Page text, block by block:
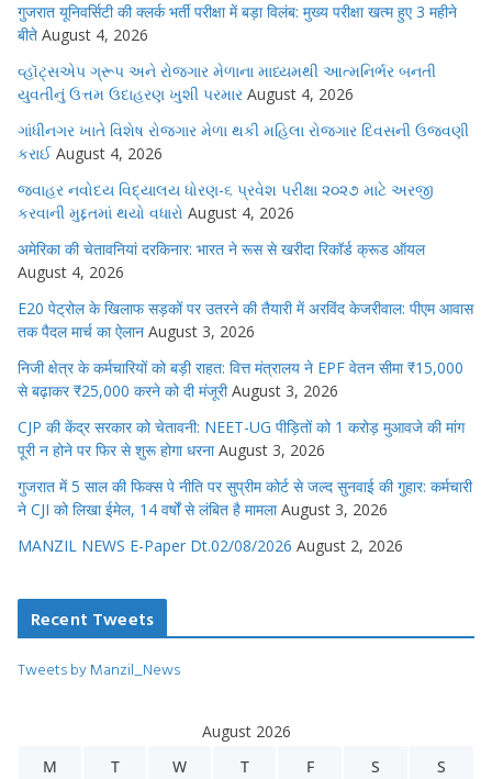
गुजरात यूनिवर्सिटी की क्लर्क भर्ती परीक्षा में बड़ा विलंब: मुख्य परीक्षा खत्म हुए 3 महीने
बीते August 4, 2026
વ્હૉટ્સએપ ગ્રૂપ અને રોજગાર મેળાના માધ્યમથી આત્મનિર્ભર બનતી
યુવતીનું ઉત્તમ ઉદાહરણ ખુશી પરમાર August 4, 2026
ગાંધીનગર ખાતે વિશેષ રોજગાર મેળા થકી મહિલા રોજગાર દિવસની ઉજવણી
કરાઈ August 4, 2026
જવાહર નવોદય વિદ્યાલય ધોરણ-૬ પ્રવેશ પરીક્ષા ૨૦૨૭ માટે અરજી
કરવાની મુદ્દતમાં થયો વધારો August 4, 2026
अमेरिका की चेतावनियां दरकिनार: भारत ने रूस से खरीदा रिकॉर्ड क्रूड ऑयल
August 4, 2026
E20 पेट्रोल के खिलाफ सड़कों पर उतरने की तैयारी में अरविंद केजरीवाल: पीएम आवास
तक पैदल मार्च का ऐलान August 3, 2026
निजी क्षेत्र के कर्मचारियों को बड़ी राहत: वित्त मंत्रालय ने EPF वेतन सीमा ₹15,000
से बढ़ाकर ₹25,000 करने को दी मंजूरी August 3, 2026
CJP की केंद्र सरकार को चेतावनी: NEET-UG पीड़ितों को 1 करोड़ मुआवजे की मांग
पूरी न होने पर फिर से शुरू होगा धरना August 3, 2026
गुजरात में 5 साल की फिक्स पे नीति पर सुप्रीम कोर्ट से जल्द सुनवाई की गुहार: कर्मचारी
ने CJI को लिखा ईमेल, 14 वर्षों से लंबित है मामला August 3, 2026
MANZIL NEWS E-Paper Dt.02/08/2026 August 2, 2026
Recent Tweets
Tweets by Manzil_News
August 2026
M
T W T F S S